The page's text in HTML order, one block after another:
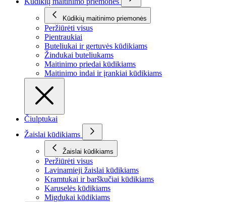
Kūdikių maitinimo priemonės
Peržiūrėti visus
Pientraukiai
Buteliukai ir gertuvės kūdikiams
Žindukai buteliukams
Maitinimo priedai kūdikiams
Maitinimo indai ir įrankiai kūdikiams
Čiulptukai
Žaislai kūdikiams
Žaislai kūdikiams
Peržiūrėti visus
Lavinamieji žaislai kūdikiams
Kramtukai ir barškučiai kūdikiams
Karuselės kūdikiams
Migdukai kūdikiams